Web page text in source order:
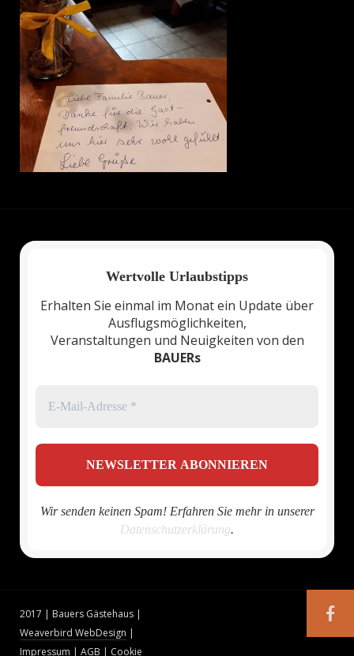
Wertvolle Urlaubstipps
Erhalten Sie einmal im Monat ein Update über
Ausflugsmöglichkeiten,
Veranstaltungen und Neuigkeiten von den
BAUERs
Wir senden keinen Spam! Erfahren Sie mehr in unserer
Datenschutzerklärung.
2017 | Bauers Gästehaus |
Weaverbird WebDesign |
Impressum | AGB | Cookie